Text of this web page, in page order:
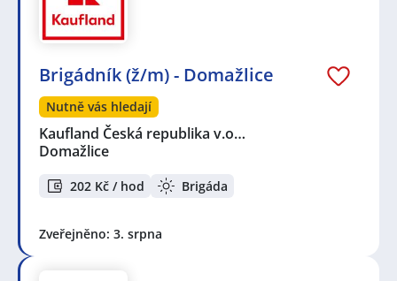
Brigádník (ž/m) - Domažlice
Nutně vás hledají
Kaufland Česká republika v.o…
Domažlice
202 Kč / hod Brigáda
Zveřejněno: 3. srpna